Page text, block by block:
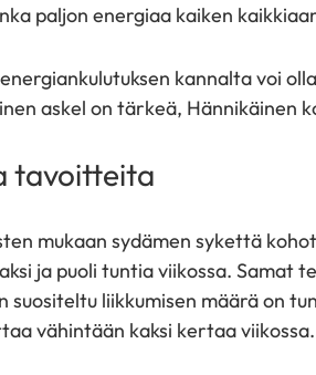
paljon energiaa kaiken
kannalta voi
askel on tärkeä, Hännikäinen
tavoitteita
mukaan sydämen sykettä
ja puoli tuntia viikossa. Samat
suositeltu liikkumisen määrä on
vähintään kaksi kertaa viikossa.